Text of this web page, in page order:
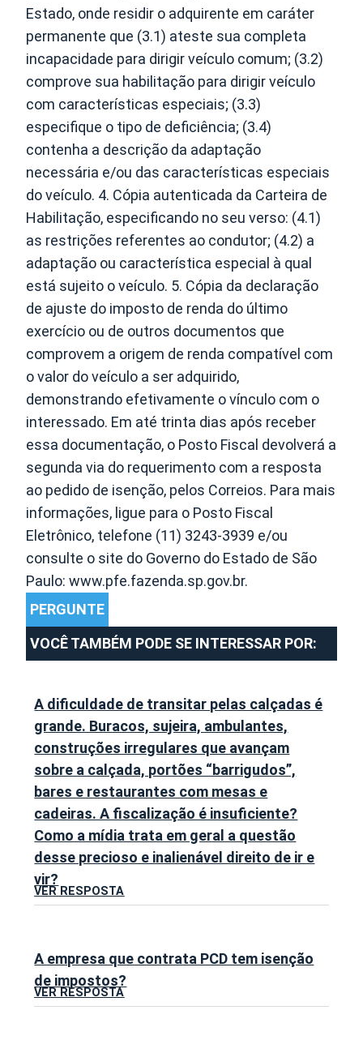
Estado, onde residir o adquirente em caráter
permanente que (3.1) ateste sua completa
incapacidade para dirigir veículo comum; (3.2)
comprove sua habilitação para dirigir veículo
com características especiais; (3.3)
especifique o tipo de deficiência; (3.4)
contenha a descrição da adaptação
necessária e/ou das características especiais
do veículo. 4. Cópia autenticada da Carteira de
Habilitação, especificando no seu verso: (4.1)
as restrições referentes ao condutor; (4.2) a
adaptação ou característica especial à qual
está sujeito o veículo. 5. Cópia da declaração
de ajuste do imposto de renda do último
exercício ou de outros documentos que
comprovem a origem de renda compatível com
o valor do veículo a ser adquirido,
demonstrando efetivamente o vínculo com o
interessado. Em até trinta dias após receber
essa documentação, o Posto Fiscal devolverá a
segunda via do requerimento com a resposta
ao pedido de isenção, pelos Correios. Para mais
informações, ligue para o Posto Fiscal
Eletrônico, telefone (11) 3243-3939 e/ou
consulte o site do Governo do Estado de São
Paulo: www.pfe.fazenda.sp.gov.br.
PERGUNTE
VOCÊ TAMBÉM PODE SE INTERESSAR POR:
A dificuldade de transitar pelas calçadas é
grande. Buracos, sujeira, ambulantes,
construções irregulares que avançam
sobre a calçada, portões “barrigudos”,
bares e restaurantes com mesas e
cadeiras. A fiscalização é insuficiente?
Como a mídia trata em geral a questão
desse precioso e inalienável direito de ir e
vir?
VER RESPOSTA
A empresa que contrata PCD tem isenção
de impostos?
VER RESPOSTA